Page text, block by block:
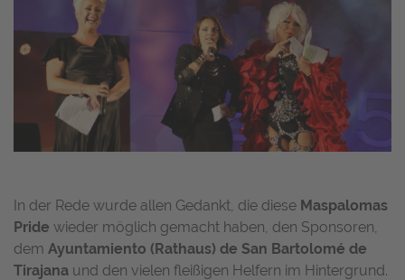
In der Rede wurde allen Gedankt, die diese Maspalomas
Pride wieder möglich gemacht haben, den Sponsoren,
dem Ayuntamiento (Rathaus) de San Bartolomé de
Tirajana und den vielen fleißigen Helfern im Hintergrund.